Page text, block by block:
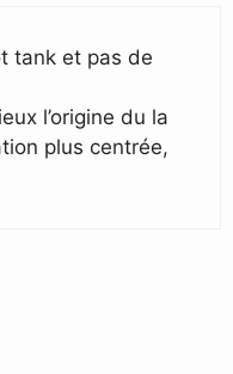
tank et pas de
l’origine du la
plus centrée,